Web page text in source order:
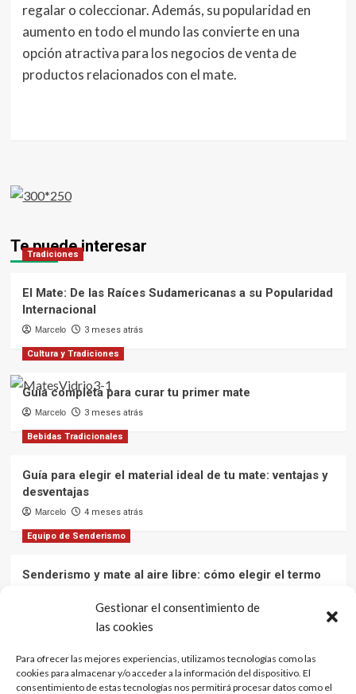
Gestionar el consentimiento de
las cookies
Para ofrecer las mejores experiencias, utilizamos tecnologías como las
cookies para almacenar y/o acceder a la información del dispositivo. El
consentimiento de estas tecnologías nos permitirá procesar datos como el
regalar o coleccionar. Además, su popularidad en
aumento en todo el mundo las convierte en una
opción atractiva para los negocios de venta de
productos relacionados con el mate.
Te puede interesar
Tradiciones
El Mate: De las Raíces Sudamericanas a su Popularidad
Internacional
Marcelo 3 meses atrás
Cultura y Tradiciones
Guía completa para curar tu primer mate
Marcelo 3 meses atrás
Bebidas Tradicionales
Guía para elegir el material ideal de tu mate: ventajas y
desventajas
Marcelo 4 meses atrás
Equipo de Senderismo
Senderismo y mate al aire libre: cómo elegir el termo
12 meses atrás
El mate: una bebida que une culturas